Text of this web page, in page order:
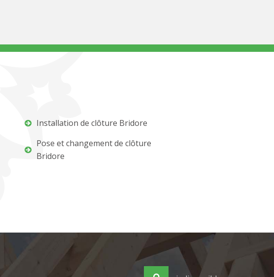
Installation de clôture Bridore
Pose et changement de clôture
Bridore